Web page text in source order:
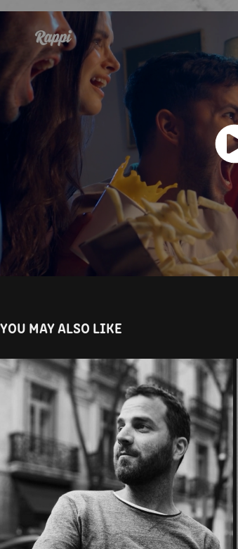
YOU MAY ALSO LIKE
AGUSTÍN CHIBÁN